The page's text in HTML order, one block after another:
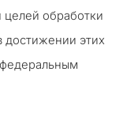
обработки
достижении этих